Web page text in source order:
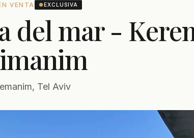
VENTA ●EXCLUSIVA
del mar -
Tel Aviv